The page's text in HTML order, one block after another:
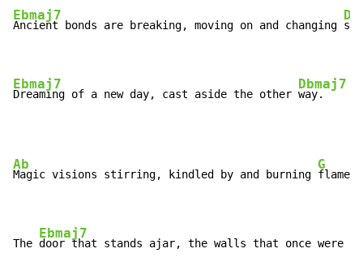
Ebmaj7
Ancient bonds are breaking, moving on and changing
Ebmaj7
Dreaming of a new day, cast aside the other
Dbmaj7
way.
Ab
Magic visions stirring, kindled by and burning
G
The
Ebmaj7
door that stands ajar, the walls that once were h